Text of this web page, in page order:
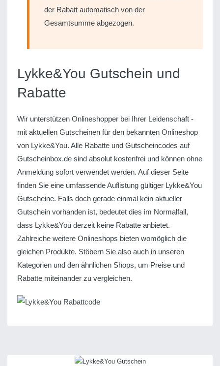
der Rabatt automatisch von der
Gesamtsumme abgezogen.
Lykke&You Gutschein und
Rabatte
Wir unterstützen Onlineshopper bei Ihrer Leidenschaft -
mit aktuellen Gutscheinen für den bekannten Onlineshop
von Lykke&You. Alle Rabatte und Gutscheincodes auf
Gutscheinbox.de sind absolut kostenfrei und können ohne
Anmeldung sofort verwendet werden. Auf dieser Seite
finden Sie eine umfassende Auflistung gültiger Lykke&You
Gutscheine. Falls doch gerade einmal kein aktueller
Gutschein vorhanden ist, bedeutet dies im Normalfall,
dass Lykke&You derzeit keine Rabatte anbietet.
Zahlreiche weitere Onlineshops bieten womöglich die
gleichen Produkte. Stöbern Sie also auch in unseren
Kategorien und den ähnlichen Shops, um Preise und
Rabatte miteinander zu vergleichen.